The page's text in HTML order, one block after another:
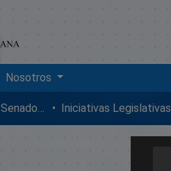
Nosotros
Repositorio Digital SenadoRD Iniciativas Legislativas